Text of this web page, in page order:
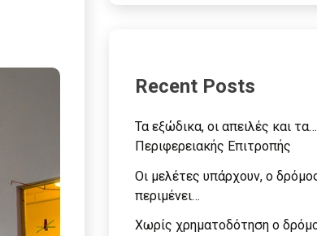
Recent Posts
Τα εξώδικα, οι απειλές και
Περιφερειακής Επιτροπής
Οι μελέτες υπάρχουν, ο
περιμένει…
Χωρίς χρηματοδότηση ο